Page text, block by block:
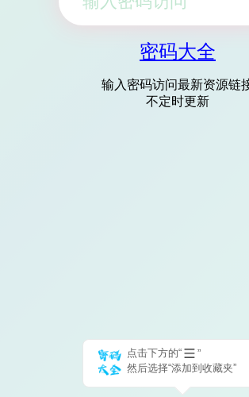
密码大全
输入密码访问最新资源链
不定时更新
点击下方的“
”
然后选择“添加到收藏夹”